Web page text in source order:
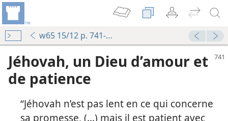
w65 15/12 p. 741-748
Jéhovah, un Dieu d’amour et
de patience
“Jéhovah n’est pas lent en ce qui concerne
sa promesse, (...) mais il est patient avec